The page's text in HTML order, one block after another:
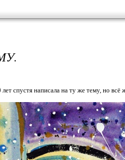
спустя написала на ту же тему, но всё